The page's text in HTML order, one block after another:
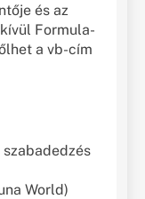
és az
Formula-
a vb-cím
World)